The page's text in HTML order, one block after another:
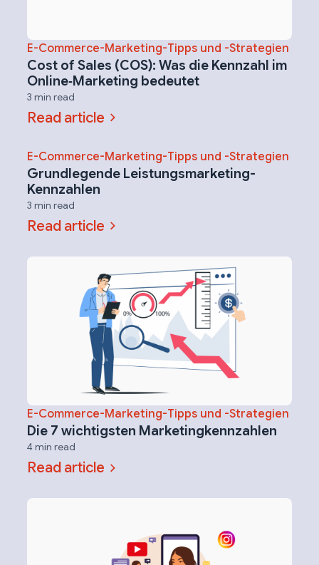
E-Commerce-Marketing-Tipps und -Strategien
Cost of Sales (COS): Was die Kennzahl im
Online‑Marketing bedeutet
3 min read
Read article
E-Commerce-Marketing-Tipps und -Strategien
Grundlegende Leistungsmarketing-
Kennzahlen
3 min read
Read article
E-Commerce-Marketing-Tipps und -Strategien
Die 7 wichtigsten Marketingkennzahlen
4 min read
Read article